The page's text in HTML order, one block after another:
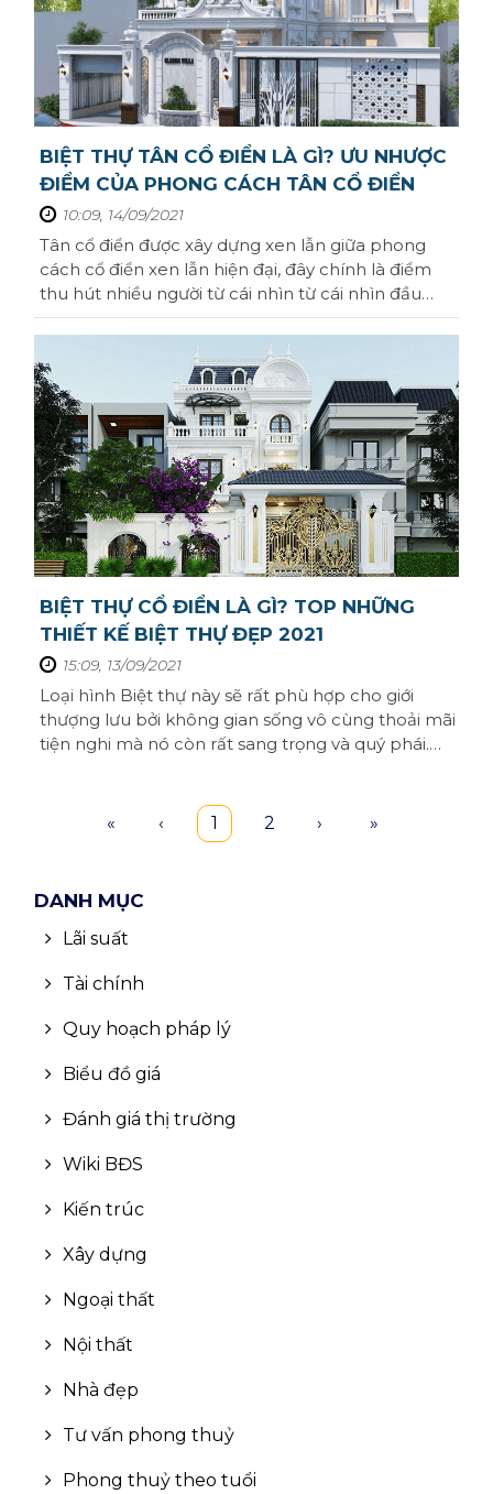
BIỆT THỰ TÂN CỔ ĐIỂN LÀ GÌ? ƯU NHƯỢC
ĐIỂM CỦA PHONG CÁCH TÂN CỔ ĐIỂN
10:09, 14/09/2021
Tân cổ điển được xây dựng xen lẫn giữa phong
cách cổ điển xen lẫn hiện đại, đây chính là điểm
thu hút nhiều người từ cái nhìn từ cái nhìn đầu
tiên. Vậy biệt thự tân cổ điển là gì? Chúng có đặc
trưng gì nổi bật? ưu và nhược điểm ra sao. Hãy
cùng Homeseek tìm hiểu kỹ hơn về chúng qua
bài viết sau nhé.Biệt thự tân cổ ...
BIỆT THỰ CỔ ĐIỂN LÀ GÌ? TOP NHỮNG
THIẾT KẾ BIỆT THỰ ĐẸP 2021
15:09, 13/09/2021
Loại hình Biệt thự này sẽ rất phù hợp cho giới
thượng lưu bởi không gian sống vô cùng thoải mãi
tiện nghi mà nó còn rất sang trọng và quý phái.
đây nhé.Biệt thự cổ điển là gì?Công trình Biệt thự
cổ điển thương phải mang ...
« ‹ 1 2 › »
DANH MỤC
Lãi suất
Tài chính
Quy hoạch pháp lý
Biểu đồ giá
Đánh giá thị trường
Wiki BĐS
Kiến trúc
Xây dựng
Ngoại thất
Nội thất
Nhà đẹp
Tư vấn phong thuỷ
Phong thuỷ theo tuổi